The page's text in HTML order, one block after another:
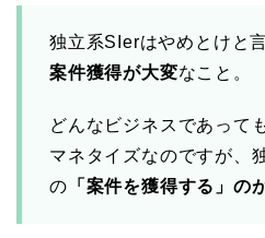
独立系SIerはやめとけと
案件獲得が大変なこと。
どんなビジネスであって
マネタイズなのですが、
の 「案件を獲得する」の